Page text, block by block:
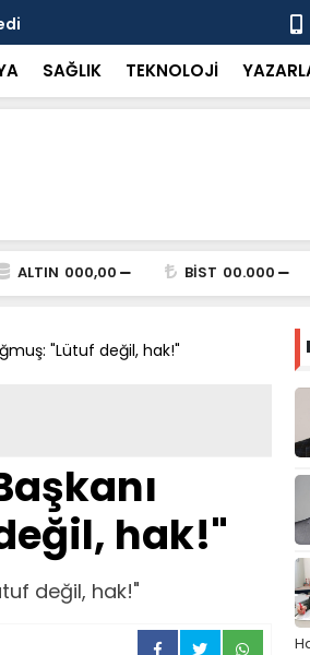
Bakan
SAĞLIK TEKNOLOJİ
ALTIN 000,00 BİST 00.000
"Lütuf değil, hak!"
hak!"
değil, hak!"